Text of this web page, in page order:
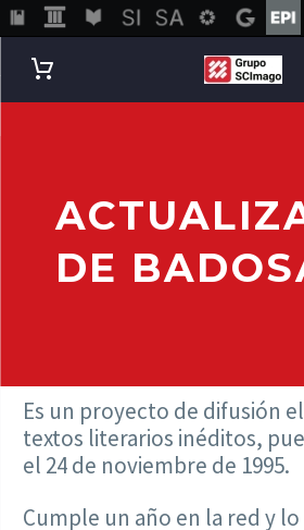
DE
Es un proyecto de difusión
textos literarios inéditos,
el 24 de noviembre de 1995.
Cumple un año en la red y